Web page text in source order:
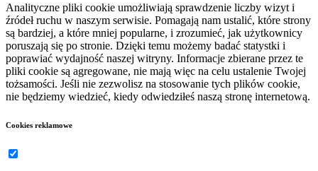
Analityczne pliki cookie umożliwiają sprawdzenie liczby wizyt i
źródeł ruchu w naszym serwisie. Pomagają nam ustalić, które strony
są bardziej, a które mniej popularne, i zrozumieć, jak użytkownicy
poruszają się po stronie. Dzięki temu możemy badać statystki i
poprawiać wydajność naszej witryny. Informacje zbierane przez te
pliki cookie są agregowane, nie mają więc na celu ustalenie Twojej
tożsamości. Jeśli nie zezwolisz na stosowanie tych plików cookie,
nie będziemy wiedzieć, kiedy odwiedziłeś naszą stronę internetową.
Cookies reklamowe